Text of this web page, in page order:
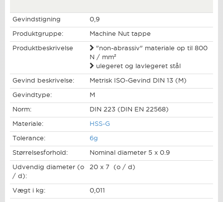
Gevindstigning 0,9
Produktgruppe: Machine Nut tappe
Produktbeskrivelse
"non-abrassiv" materiale op til 800
N / mm²
ulegeret og lavlegeret stål
Gevind beskrivelse: Metrisk ISO-Gevind DIN 13 (M)
Gevindtype: M
Norm: DIN 223 (DIN EN 22568)
Materiale: HSS-G
Tolerance: 6g
Størrelsesforhold: Nominal diameter 5 x 0.9
Udvendig diameter (o
/ d):
20 x 7 (o / d)
Vægt i kg: 0,011